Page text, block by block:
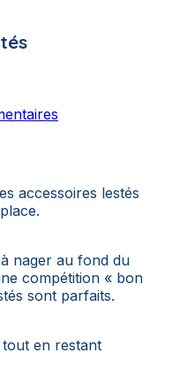
accessoires lestés
nager au fond du
compétition « bon
sont parfaits.
tout en restant